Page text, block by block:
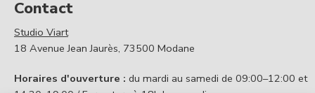
Contact
Studio Viart
18 Avenue Jean Jaurès, 73500 Modane
Horaires d'ouverture : du mardi au samedi de 09:00–12:00 et